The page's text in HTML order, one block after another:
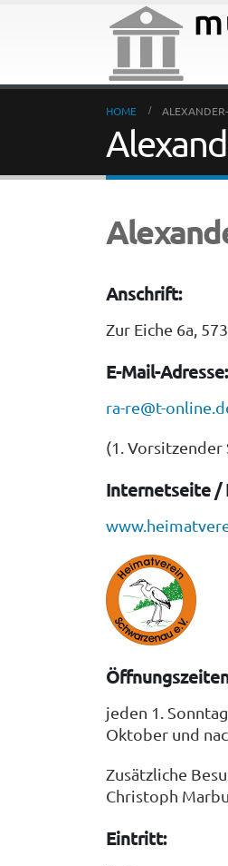
HOME
Anschrift:
Zur Eiche 6a,
E-Mail-Adresse:
ra-re@t-
(1. Vorsitzender
Internetseite /
jeden 1.
Oktober und
Zusätzliche
Christoph
Eintritt: